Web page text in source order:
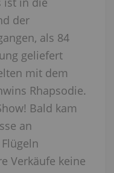
der
als 84
geliefert
mit dem
Rhapsodie.
Bald kam
an
Verkäufe keine